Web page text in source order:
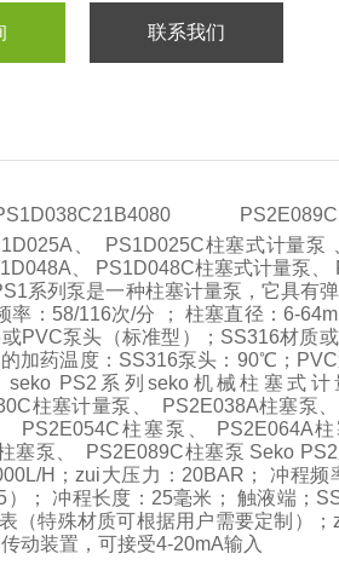
联系我们
、 PS1D025C柱塞式计量泵
、 PS1D048C柱塞式计量泵、
系列泵是一种柱塞计量泵，它具有
：58/116次/分 ； 柱塞直径：6-
PVC泵头（标准型）；SS316材质
加药温度：SS316泵头：90℃；
PS2系列seko机械柱塞式
柱塞计量泵、 PS2E038A柱塞泵
柱塞泵、 PS2E064A
塞泵、 PS2E089C柱塞泵 Seko
H；zui大压力：20BAR； 冲程频
； 冲程长度：25毫米； 触液端；
（特殊材质可根据用户需要定制）；
动装置，可接受4-20mA输入